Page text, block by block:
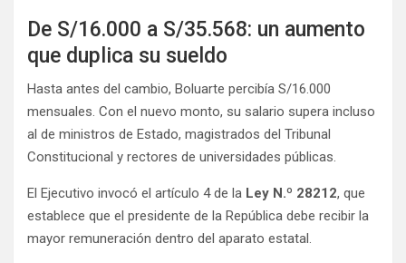
De S/16.000 a S/35.568: un aumento
que duplica su sueldo
Hasta antes del cambio, Boluarte percibía S/16.000
mensuales. Con el nuevo monto, su salario supera incluso
al de ministros de Estado, magistrados del Tribunal
Constitucional y rectores de universidades públicas.
El Ejecutivo invocó el artículo 4 de la Ley N.º 28212, que
establece que el presidente de la República debe recibir la
mayor remuneración dentro del aparato estatal.